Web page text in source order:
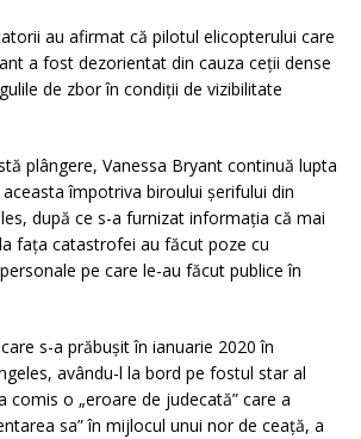
au afirmat că pilotul elicopterului care
a fost dezorientat din cauza ceţii dense
de zbor în condiţii de vizibilitate
plângere, Vanessa Bryant continuă lupta
împotriva biroului şerifului din
după ce s-a furnizat informaţia că mai
faţa catastrofei au făcut poze cu
pe care le-au făcut publice în
s-a prăbuşit în ianuarie 2020 în
avându-l la bord pe fostul star al
comis o „eroare de judecată” care a
sa” în mijlocul unui nor de ceaţă, a